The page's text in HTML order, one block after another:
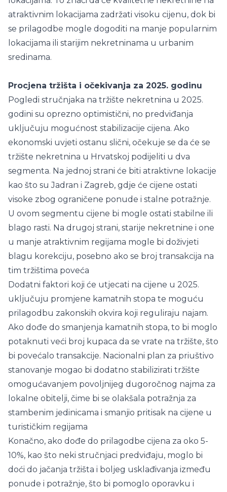
atraktivnim lokacijama zadržati visoku cijenu, dok bi
se prilagodbe mogle dogoditi na manje popularnim
lokacijama ili starijim nekretninama u urbanim
sredinama.
Procjena tržišta i očekivanja za 2025. godinu
Pogledi stručnjaka na tržište nekretnina u 2025.
godini su oprezno optimistični, no predviđanja
uključuju mogućnost stabilizacije cijena. Ako
ekonomski uvjeti ostanu slični, očekuje se da će se
tržište nekretnina u Hrvatskoj podijeliti u dva
segmenta. Na jednoj strani će biti atraktivne lokacije
kao što su Jadran i Zagreb, gdje će cijene ostati
visoke zbog ograničene ponude i stalne potražnje.
U ovom segmentu cijene bi mogle ostati stabilne ili
blago rasti. Na drugoj strani, starije nekretnine i one
u manje atraktivnim regijama mogle bi doživjeti
blagu korekciju, posebno ako se broj transakcija na
tim tržištima poveća​
Dodatni faktori koji će utjecati na cijene u 2025.
uključuju promjene kamatnih stopa te moguću
prilagodbu zakonskih okvira koji reguliraju najam.
Ako dođe do smanjenja kamatnih stopa, to bi moglo
potaknuti veći broj kupaca da se vrate na tržište, što
bi povećalo transakcije. Nacionalni plan za priuštivo
stanovanje mogao bi dodatno stabilizirati tržište
omogućavanjem povoljnijeg dugoročnog najma za
lokalne obitelji, čime bi se olakšala potražnja za
stambenim jedinicama i smanjio pritisak na cijene u
turističkim regijama​
Konačno, ako dođe do prilagodbe cijena za oko 5-
10%, kao što neki stručnjaci predviđaju, moglo bi
doći do jačanja tržišta i boljeg usklađivanja između
ponude i potražnje, što bi pomoglo oporavku i